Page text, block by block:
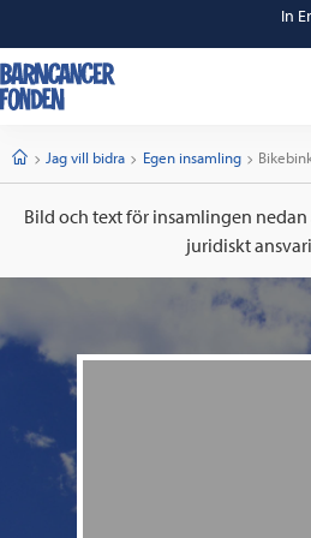
In
StartJag vill bidra Egen insamling Current:
Bild och text för insamlingen
juridiskt